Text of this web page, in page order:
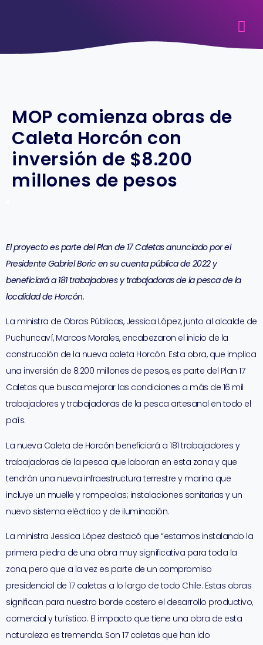
MOP comienza obras de
Caleta Horcón con
inversión de $8.200
millones de pesos
El proyecto es parte del Plan de 17 Caletas anunciado por el
Presidente Gabriel Boric en su cuenta pública de 2022 y
beneficiará a 181 trabajadores y trabajadoras de la pesca de la
localidad de Horcón.
La ministra de Obras Públicas, Jessica López, junto al alcalde de
Puchuncaví, Marcos Morales, encabezaron el inicio de la
construcción de la nueva caleta Horcón. Esta obra, que implica
una inversión de 8.200 millones de pesos, es parte del Plan 17
Caletas que busca mejorar las condiciones a más de 16 mil
trabajadores y trabajadoras de la pesca artesanal en todo el
país.
La nueva Caleta de Horcón beneficiará a 181 trabajadores y
trabajadoras de la pesca que laboran en esta zona y que
tendrán una nueva infraestructura terrestre y marina que
incluye un muelle y rompeolas; instalaciones sanitarias y un
nuevo sistema eléctrico y de iluminación.
La ministra Jessica López destacó que “estamos instalando la
primera piedra de una obra muy significativa para toda la
zona, pero que a la vez es parte de un compromiso
presidencial de 17 caletas a lo largo de todo Chile. Estas obras
significan para nuestro borde costero el desarrollo productivo,
comercial y turístico. El impacto que tiene una obra de esta
naturaleza es tremenda. Son 17 caletas que han ido